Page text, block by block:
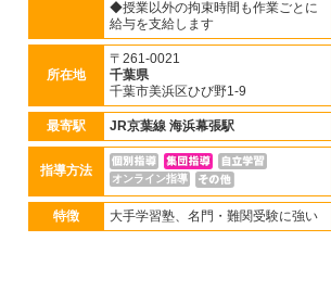
◆授業以外の拘束時間も作業ごとに
給与を支給します
所在地
〒261-0021
千葉県
千葉市美浜区ひび野1-9
最寄駅 JR京葉線 海浜幕張駅
指導方法
オンライン指導
特徴 大手学習塾、名門・難関受験に強い